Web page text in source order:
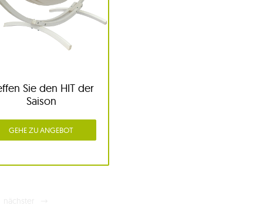
Sie den HIT der
Saison
GEHE ZU ANGEBOT